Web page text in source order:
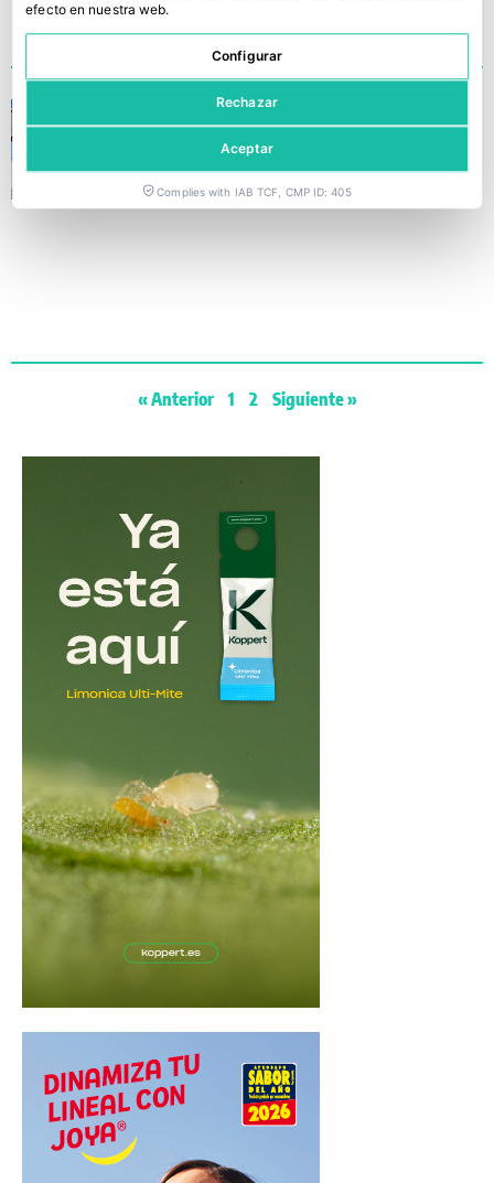
IGP Cítricos Valencianos
participa en las Jornadas
“Territorio y Calidad”
« Anterior 1 2 Siguiente »
efecto en nuestra web.
Configurar
Rechazar
Aceptar
Complies with IAB TCF, CMP ID: 405